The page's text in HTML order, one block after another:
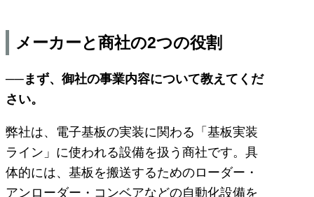
メーカーと商社の2つの役割
──まず、御社の事業内容について教えてくだ
さい。
弊社は、電子基板の実装に関わる「基板実装
ライン」に使われる設備を扱う商社です。具
体的には、基板を搬送するためのローダー・
アンローダー・コンベアなどの自動化設備を